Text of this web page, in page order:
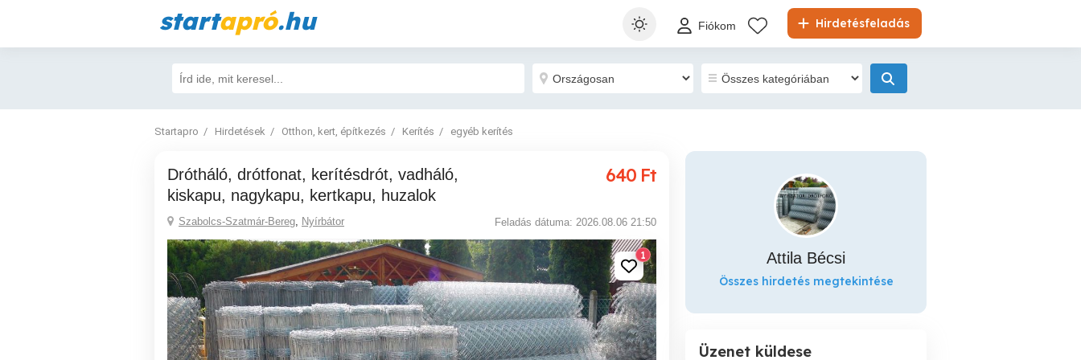
startapró.hu Hirdetésfeladás
Fiókom
Startapro Hirdetések Otthon, kert, építkezés Kerítés egyéb kerítés
Drótháló, drótfonat, kerítésdrót, vadháló,
kiskapu, nagykapu, kertkapu, huzalok
640 Ft
Szabolcs-Szatmár-Bereg, Nyírbátor Feladás dátuma: 2026.08.06 21:50
1 Attila Bécsi
Összes hirdetés megtekintése
Üzenet küldese